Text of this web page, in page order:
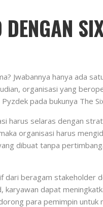
Jwabannya hanya ada
organisasi yang
pada bukunya The
harus selaras dengan
organisasi harus
dibuat tanpa
beragam stakeholder
dapat
para pemimpin